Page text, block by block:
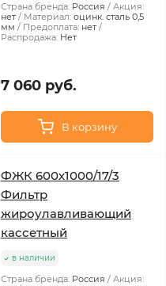
Страна бренда: Россия
Акция:
нет
Материал: оцинк. сталь 0,5
мм
Предоплата: нет
Распродажа: Нет
7 060 руб.
В корзину
ФЖК 600х1000/17/3
Фильтр
жироулавливающий
кассетный
в наличии
Страна бренда: Россия
Акция: